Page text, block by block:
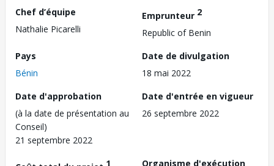
Chef d’équipe
Nathalie Picarelli
Emprunteur 2
Republic of Benin
Pays
Bénin
Date de divulgation
18 mai 2022
Date d'approbation
(à la date de présentation au
Conseil)
21 septembre 2022
Date d'entrée en vigueur
26 septembre 2022
1
Organisme d'exécution